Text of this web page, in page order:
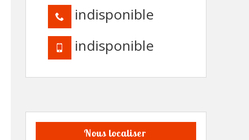
indisponible
indisponible
Nous localiser